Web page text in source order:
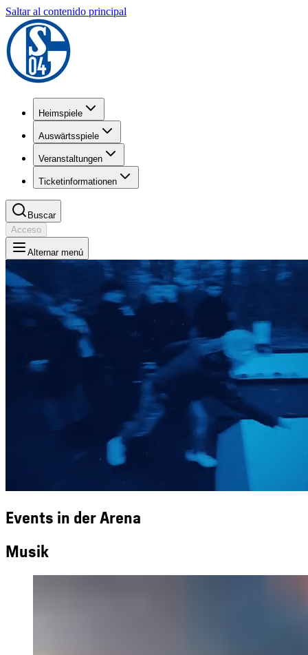
Saltar al contenido principal
Heimspiele
Auswärtsspiele
Veranstaltungen
Ticketinformationen
Buscar
Acceso
Alternar menú
Events in der Arena
Musik